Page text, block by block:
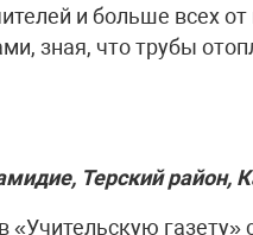
и больше всех
зная, что трубы
Терский район,
газету»